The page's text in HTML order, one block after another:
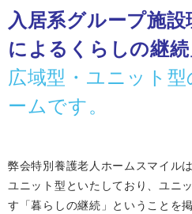
入居系グループ施設
によるくらしの継続
広域型・ユニット
ームです。
弊会特別養護老人ホームスマイル
ユニット型といたしており、ユニ
す「暮らしの継続」ということを